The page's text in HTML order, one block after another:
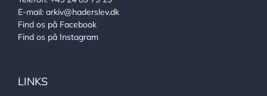
E-mail: arkiv@haderslev.dk
Find os på Facebook
Find os på Instagram
LINKS